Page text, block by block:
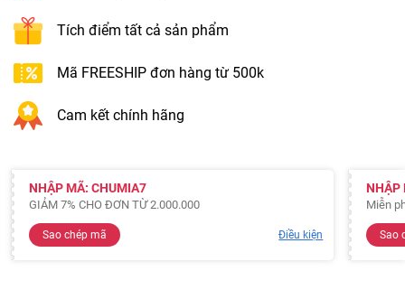
Tích điểm tất cả sản phẩm
Mã FREESHIP đơn hàng từ 500k
Cam kết chính hãng
NHẬP MÃ: CHUMIA7
GIẢM 7% CHO ĐƠN TỪ 2.000.000
Sao chép mã Điều kiện
NHẬP
Miễn
Sao